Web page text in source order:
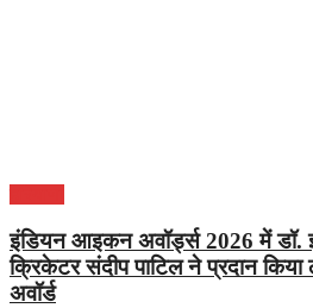
इंडियन आइकन अवॉर्ड्स 2026 में डॉ.
क्रिकेटर संदीप पाटिल ने प्रदान
अवॉर्ड